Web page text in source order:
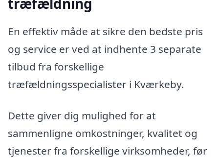
En effektiv måde at sikre den bedste pris
og service er ved at indhente 3 separate
tilbud fra forskellige
træfældningsspecialister i Kværkeby.
Dette giver dig mulighed for at
sammenligne omkostninger, kvalitet og
tjenester fra forskellige virksomheder, før